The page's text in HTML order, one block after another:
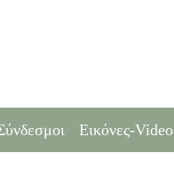
Εικόνες-Video